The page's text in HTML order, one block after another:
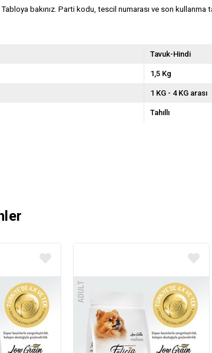
bakınız. Parti kodu, tescil numarası ve son kullanma
Tavuk-Hindi
1,5 Kg
1 KG - 4 KG arası
Tahıllı